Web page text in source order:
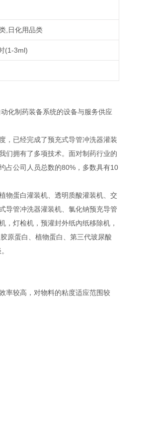
,日化用品类
(1-3ml)
化制药装备系统的设备与服务供应
，已经完成了预充式导管冲洗器灌装
们拥有了多项技术。面对制药行业的
占公司人员总数的80%，多数具有10
物蛋白灌装机、透明质酸灌装机、交
导管冲洗器灌装机、氯化钠预充导管
灯检机，预灌封外纸內纸移除机，
原蛋白、植物蛋白、第三代玻尿酸
率较高，对物料的粘度适应范围较